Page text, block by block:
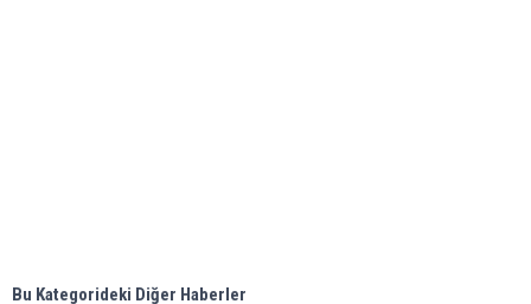
Bu Kategorideki Diğer Haberler